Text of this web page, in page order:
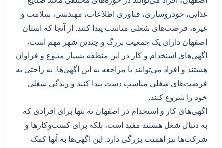
غذایی، خودروسازی، فناوری اطلاعات، مهندسی، سلامت و
غیره، فرصت‌های شغلی مناسب پیدا کنند. از آنجا که استان
اصفهان دارای یک جمعیت بزرگ و چندین شهر مهم است،
اگهی‌های استخدام و کار در این منطقه بسیار متنوع و فراوان
هستند و افراد می‌توانند با مراجعه به این اگهی‌ها، به راحتی به
فرصت‌های شغلی مناسب دست پیدا کنند و زندگی شغلی
خود را شروع کنند.
اگهی‌های کار و استخدام در اصفهان نه تنها برای افرادی که
به دنبال شغل هستند مفید است، بلکه برای کسب‌وکارها و
شرکت‌ها نیز اهمیت بزرگی دارد. این اگهی‌ها به آنها کمک